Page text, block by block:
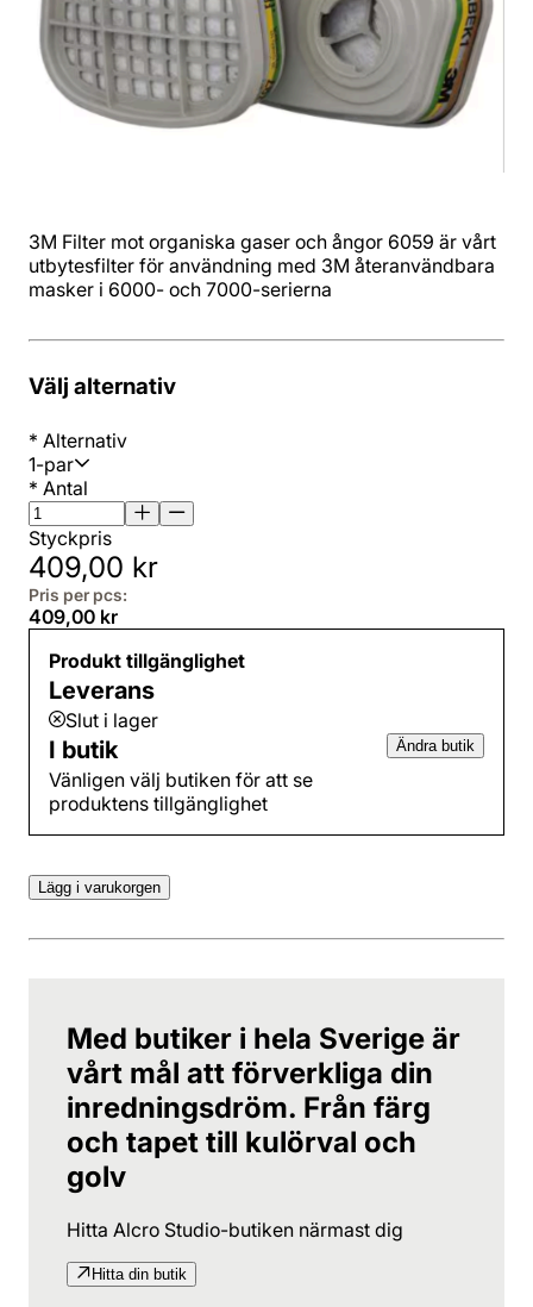
3M Filter mot organiska gaser och ångor 6059 är vårt
utbytesfilter för användning med 3M återanvändbara
masker i 6000- och 7000-serierna
Välj alternativ
* Alternativ
1-par
* Antal
Styckpris
409,00 kr
Pris per pcs:
409,00 kr
Produkt tillgänglighet
Leverans
Slut i lager
I butik
Vänligen välj butiken för att se
produktens tillgänglighet
Ändra butik
Lägg i varukorgen
Med butiker i hela Sverige är
vårt mål att förverkliga din
inredningsdröm. Från färg
och tapet till kulörval och
golv
Hitta Alcro Studio-butiken närmast dig
Hitta din butik